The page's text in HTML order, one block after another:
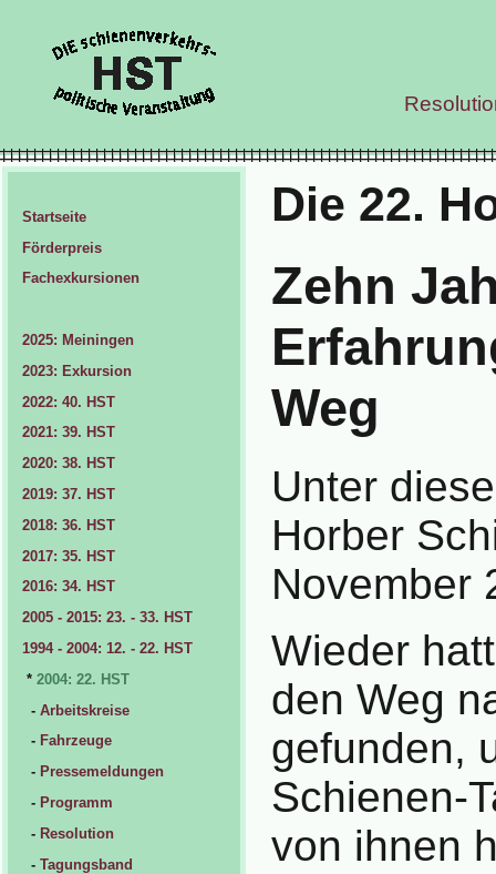
Die 22.
Zehn
Weg
Unter
Horber
November
Wieder
den Weg
gefunden,
Schienen-
von ihnen
Startseite
Förderpreis
Fachexkursionen
2025: Meiningen
2023: Exkursion
2022: 40. HST
2021: 39. HST
2020: 38. HST
2019: 37. HST
2018: 36. HST
2017: 35. HST
2016: 34. HST
2005 - 2015: 23. - 33. HST
1994 - 2004: 12. - 22. HST
* 2004: 22. HST
- Arbeitskreise
- Fahrzeuge
- Pressemeldungen
- Programm
- Resolution
- Tagungsband